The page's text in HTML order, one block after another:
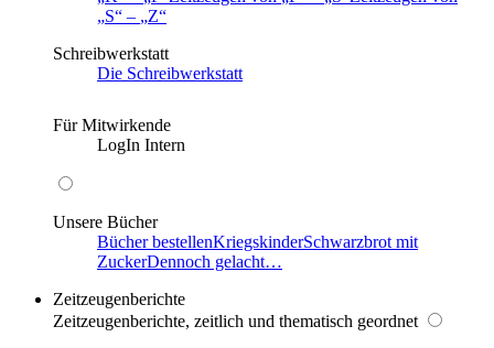
S
–
Z
Schreibwerkstatt
Die Schreibwerkstatt
Für Mitwirkende
LogIn Intern
Unsere Bücher
Bücher bestellenKriegskinderSchwarzbrot mit
ZuckerDennoch gelacht…
Zeitzeugenberichte
Zeitzeugenberichte, zeitlich und thematisch geordnet